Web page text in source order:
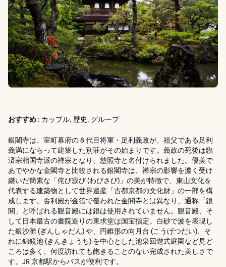
おすすめ : カップル, 歴史, グループ
銀閣寺は、室町幕府の 8 代目将軍・足利義政が、祖父である足利
義満にならって建築した別荘がその始まりです。義政の死後は臨
済宗相国寺派の禅宗となり、慈照寺と名付けられました。優美で
あでやかな金閣寺と比較される銀閣寺は、禅宗の影響を濃く受け
継いだ簡素な「侘び寂び (わびさび)」の美が特徴で、東山文化を
代表する建築物として世界遺産「古都京都の文化財」の一部を構
成します。舎利殿が金箔で覆われた金閣寺とは異なり、通称「銀
閣」と呼ばれる観音殿には銀は使用されていません。観音殿、そ
して日本最古の書院造りの東求堂は国宝指定。白砂で波を表現し
た銀沙灘 (ぎんしゃだん) や、円錐形の向月台 (こうげつだい)、そ
れに錦鏡池 (きんきょうち) を中心とした池泉回遊式庭園など見ど
ころは多く、何度訪れても飽きることのない完成された美しさで
す。JR 京都駅からバスが便利です。